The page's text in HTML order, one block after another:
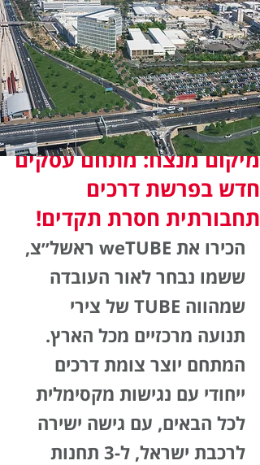
מיקום מנצח: מתחם עסקים
חדש בפרשת דרכים
תחבורתית חסרת תקדים!
3 min read
הכירו את weTUBE ראשל״צ,
ששמו נבחר לאור העובדה
שמהווה TUBE של צירי
תנועה מרכזיים מכל הארץ.
המתחם יוצר צומת דרכים
ייחודי עם נגישות מקסימלית
לכל הבאים, עם גישה ישירה
לרכבת ישראל, ל-3 תחנות